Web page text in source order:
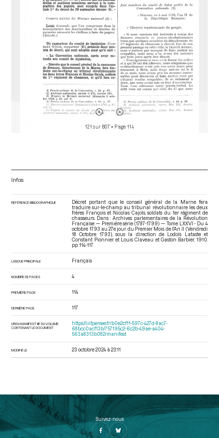
121 sur 807 • Page 114
Infos
RÉFÉRENCE BIBLIOGRAPHIQUE
Décret portant que le conseil général de la Marne fera
traduire sur-le-champ au tribunal révolutionnaire les deux
frères François et Nicolas Cajols, soldats du 1er régiment de
chasseurs. Dans : Archives parlementaires de la Révolution
Française — Première série (1787-1799) — Tome LXXVI - Du 4
octobre 1793 au 27e jour du Premier Mois de l'An II (Vendredi
18 Octobre 1793), sous la direction de Lodoïs Lataste et
Constant Pionnier et Louis Claveau et Gaston Barbier. 1910.
pp. 114-117.
LANGUE PRINCIPALE Français
NOMBRE DE PAGES 4
PREMIÈRE PAGE 114
DERNIÈRE PAGE 117
URI DU MANIFEST IIIF DU VOLUME
CONTENANT LE DOCUMENT
https://iiif.persee.fr/b0e2cf11-597c-427d-8ac7-
68bcc0acf13b/757195c2-6c2b-49ae-a404-
563a8313b082/manifest
MODIFIÉ LE 23 octobre 2024 à 23:11
Suivez-nous